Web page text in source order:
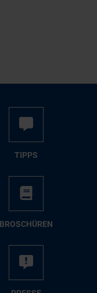
TIPPS
BRO­SCHÜ­REN